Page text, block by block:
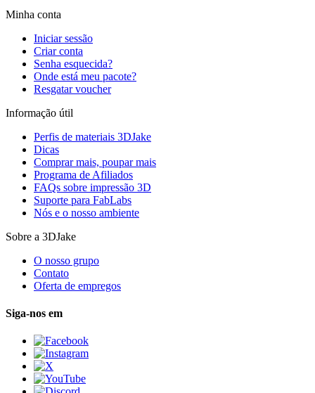
Minha conta
Iniciar sessão
Criar conta
Senha esquecida?
Onde está meu pacote?
Resgatar voucher
Informação útil
Perfis de materiais 3DJake
Dicas
Comprar mais, poupar mais
Programa de Afiliados
FAQs sobre impressão 3D
Suporte para FabLabs
Nós e o nosso ambiente
Sobre a 3DJake
O nosso grupo
Contato
Oferta de empregos
Siga-nos em